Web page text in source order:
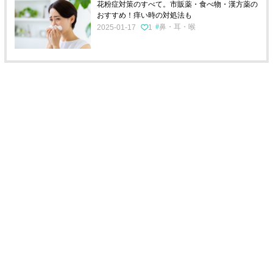
花粉症対策のすべて。市販薬・食べ物・漢方薬の
おすすめ！痒い時の対処法も
2025-01-17
1 鼻・耳・喉